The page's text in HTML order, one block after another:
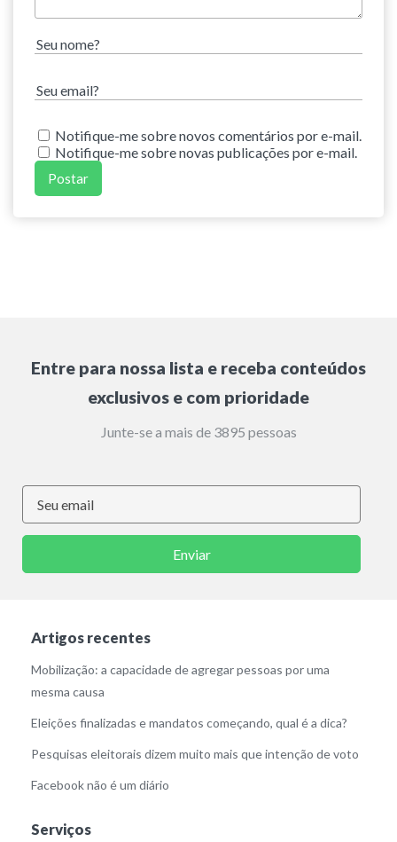
Notifique-me sobre novos comentários por e-mail.
Notifique-me sobre novas publicações por e-mail.
Entre para nossa lista e receba conteúdos
exclusivos e com prioridade
Junte-se a mais de 3895 pessoas
Enviar
Artigos recentes
Mobilização: a capacidade de agregar pessoas por uma
mesma causa
Eleições finalizadas e mandatos começando, qual é a dica?
Pesquisas eleitorais dizem muito mais que intenção de voto
Facebook não é um diário
Serviços